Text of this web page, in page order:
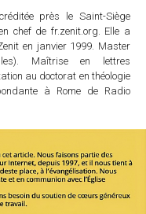
près le Saint-Siège
chef de fr.zenit.org. Elle a
en janvier 1999. Master
Maîtrise en lettres
au doctorat en théologie
à Rome de Radio